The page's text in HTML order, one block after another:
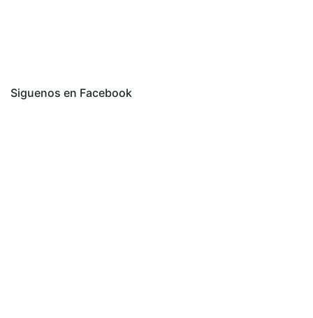
Siguenos en Facebook